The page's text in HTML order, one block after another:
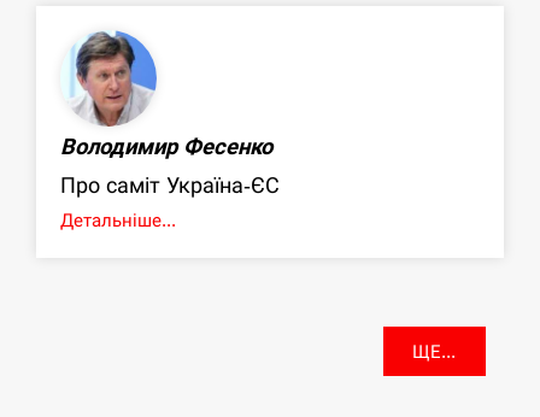
Володимир Фесенко
Про саміт Україна-ЄС
Детальніше...
ЩЕ...